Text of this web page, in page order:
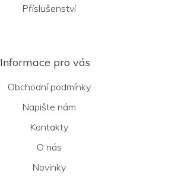
Příslušenství
Informace pro vás
Obchodní podmínky
Napište nám
Kontakty
O nás
Novinky